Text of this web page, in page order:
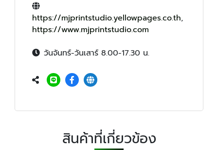
https://mjprintstudio.yellowpages.co.th,
https://www.mjprintstudio.com
วันจันทร์-วันเสาร์ 8.00-17.30 น.
สินค้าที่เกี่ยวข้อง